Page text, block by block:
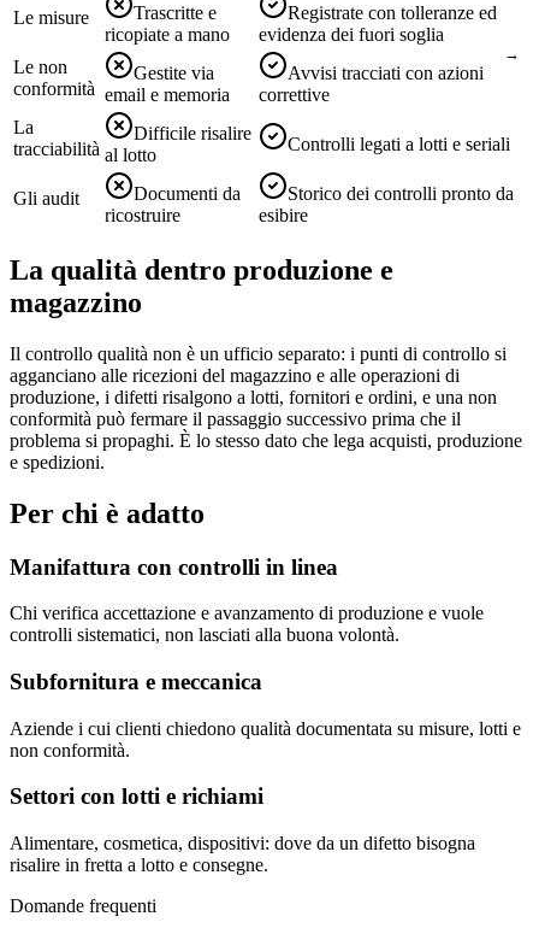
Le misure
Trascritte e
ricopiate a mano
Registrate con tolleranze ed
evidenza dei fuori soglia
Le non
conformità
Gestite via
email e memoria
Avvisi tracciati con azioni
correttive
La
tracciabilità
Difficile risalire
al lotto
Controlli legati a lotti e seriali
Gli audit
Documenti da
ricostruire
Storico dei controlli pronto da
esibire
La qualità dentro produzione e
magazzino
Il controllo qualità non è un ufficio separato: i punti di controllo si
agganciano alle ricezioni del magazzino e alle operazioni di
produzione, i difetti risalgono a lotti, fornitori e ordini, e una non
conformità può fermare il passaggio successivo prima che il
problema si propaghi. È lo stesso dato che lega acquisti, produzione
e spedizioni.
Per chi è adatto
Manifattura con controlli in linea
Chi verifica accettazione e avanzamento di produzione e vuole
controlli sistematici, non lasciati alla buona volontà.
Subfornitura e meccanica
Aziende i cui clienti chiedono qualità documentata su misure, lotti e
non conformità.
Settori con lotti e richiami
Alimentare, cosmetica, dispositivi: dove da un difetto bisogna
risalire in fretta a lotto e consegne.
Domande frequenti